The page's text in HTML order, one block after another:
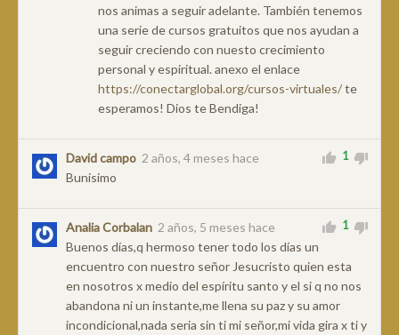
nos animas a seguir adelante. También tenemos
una serie de cursos gratuitos que nos ayudan a
seguir creciendo con nuesto crecimiento
personal y espiritual. anexo el enlace
https://conectarglobal.org/cursos-virtuales/te
esperamos! Dios te Bendiga!
David campo 2 años, 4 meses hace
Bunisimo
1
Analia Corbalan 2 años, 5 meses hace
Buenos días,q hermoso tener todo los días un
encuentro con nuestro señor Jesucristo quien esta
en nosotros x medio del espíritu santo y el si q no nos
abandona ni un instante,me llena su paz y su amor
incondicional,nada seria sin ti mi señor,mi vida gira x ti y
1